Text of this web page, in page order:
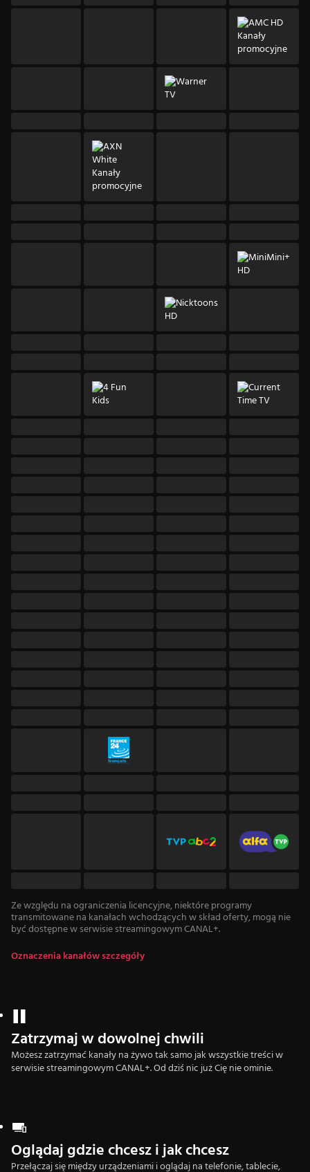
Ze względu na ograniczenia licencyjne, niektóre programy
transmitowane na kanałach wchodzących w skład oferty, mogą nie
być dostępne w serwisie streamingowym CANAL+.
Oznaczenia kanałów szczegóły
Zatrzymaj w dowolnej chwili
Możesz zatrzymać kanały na żywo tak samo jak wszystkie treści w
serwisie streamingowym CANAL+. Od dziś nic już Cię nie ominie.
Oglądaj gdzie chcesz i jak chcesz
Przełączaj się między urządzeniami i oglądaj na telefonie, tablecie,